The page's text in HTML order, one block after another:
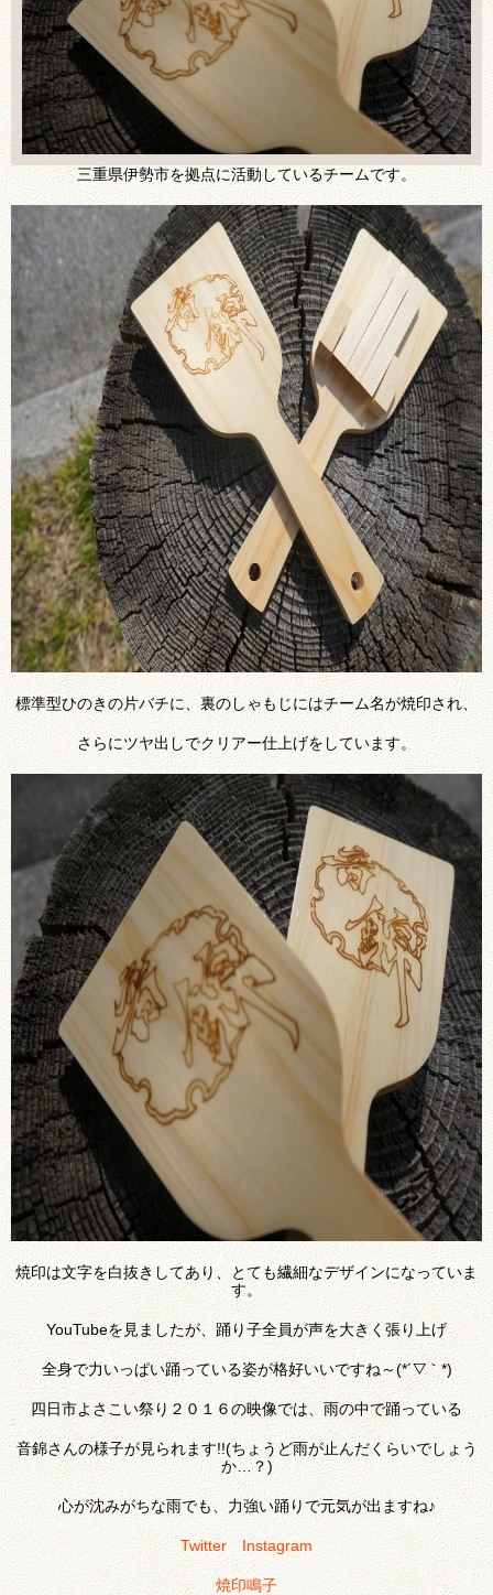
三重県伊勢市を拠点に活動しているチームです。
標準型ひのきの片バチに、裏のしゃもじにはチーム名が焼印され、
さらにツヤ出しでクリアー仕上げをしています。
焼印は文字を白抜きしてあり、とても繊細なデザインになっていま
す。
YouTubeを見ましたが、踊り子全員が声を大きく張り上げ
全身で力いっぱい踊っている姿が格好いいですね～(*´▽｀*)
四日市よさこい祭り２０１６の映像では、雨の中で踊っている
音錦さんの様子が見られます!!(ちょうど雨が止んだくらいでしょう
か…？)
心が沈みがちな雨でも、力強い踊りで元気が出ますね♪
Twitter Instagram
焼印鳴子